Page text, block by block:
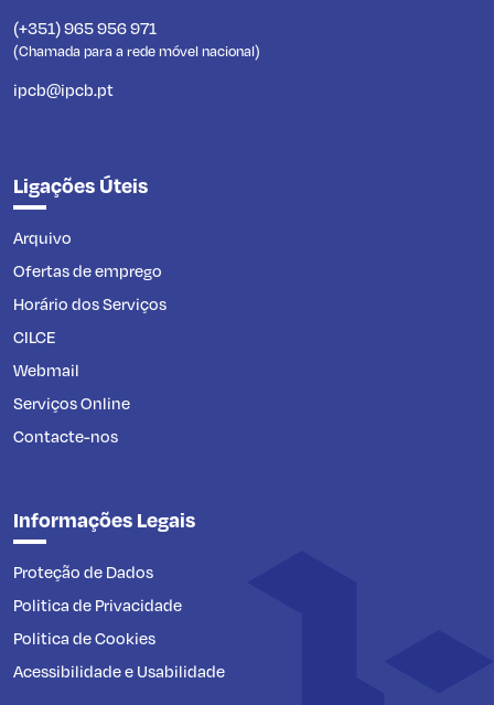
(+351) 965 956 971
(Chamada para a rede móvel nacional)
ipcb@ipcb.pt
Ligações Úteis
Arquivo
Ofertas de emprego
Horário dos Serviços
CILCE
Webmail
Serviços Online
Contacte-nos
Informações Legais
Proteção de Dados
Politica de Privacidade
Politica de Cookies
Acessibilidade e Usabilidade